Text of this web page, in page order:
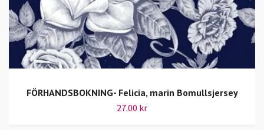
FÖRHANDSBOKNING- Felicia, marin Bomullsjersey
27.00 kr